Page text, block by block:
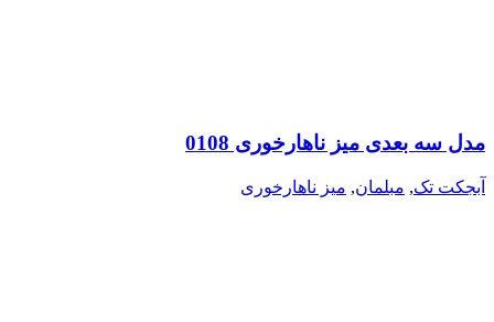
مدل سه بعدی میز ناهارخوری 0108
آبجکت تک, مبلمان, میز ناهارخوری